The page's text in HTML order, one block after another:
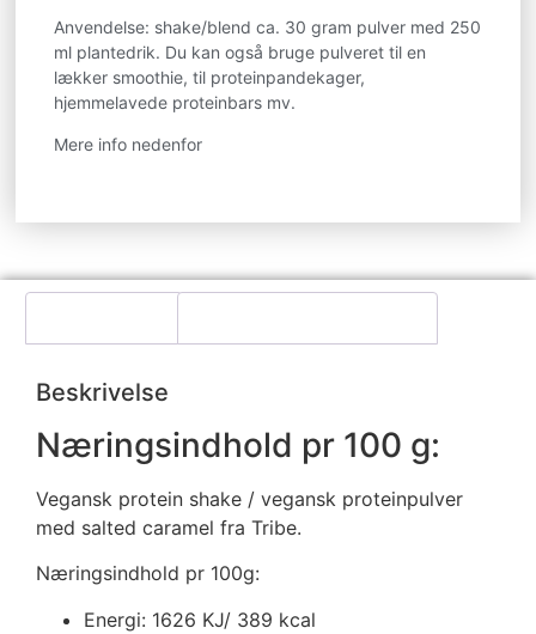
Anvendelse: shake/blend ca. 30 gram pulver med 250
ml plantedrik. Du kan også bruge pulveret til en
lækker smoothie, til proteinpandekager,
hjemmelavede proteinbars mv.
Mere info nedenfor
Beskrivelse
Næringsindhold pr 100 g:
Vegansk protein shake / vegansk proteinpulver
med salted caramel fra Tribe.
Næringsindhold pr 100g:
Energi: 1626 KJ/ 389 kcal